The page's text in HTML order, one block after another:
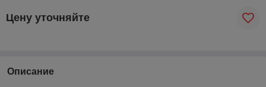
Цену уточняйте
Описание